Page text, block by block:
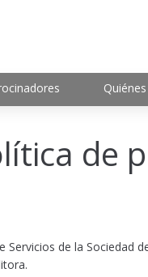
de
de la Sociedad